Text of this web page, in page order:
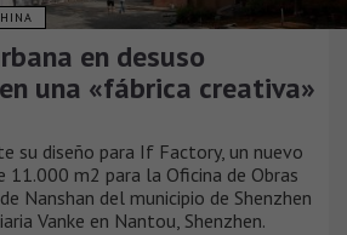
en desuso
una «fábrica creativa»
su diseño para If Factory, un nuevo
11.000 m2 para la Oficina de Obras
Nanshan del municipio de Shenzhen
Vanke en Nantou, Shenzhen.